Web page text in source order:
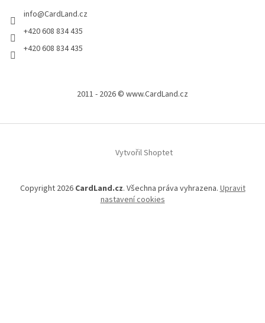
info@CardLand.cz
+420 608 834 435
+420 608 834 435
2011 - 2026 © www.CardLand.cz
Vytvořil Shoptet
Copyright 2026 CardLand.cz. Všechna práva vyhrazena.Upravit
nastavení cookies